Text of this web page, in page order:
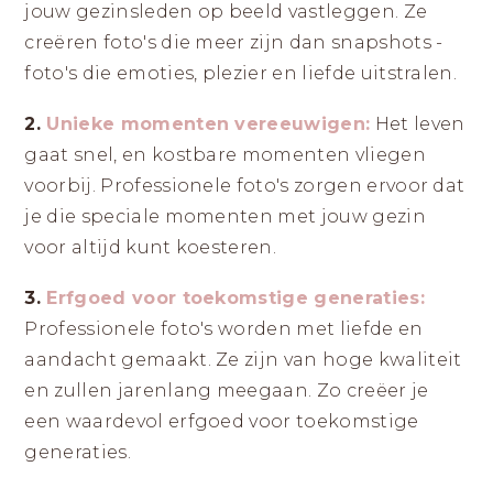
jouw gezinsleden op beeld vastleggen. Ze
creëren foto's die meer zijn dan snapshots -
foto's die emoties, plezier en liefde uitstralen.
2. Unieke momenten vereeuwigen: Het leven
gaat snel, en kostbare momenten vliegen
voorbij. Professionele foto's zorgen ervoor dat
je die speciale momenten met jouw gezin
voor altijd kunt koesteren.
3. Erfgoed voor toekomstige generaties:
Professionele foto's worden met liefde en
aandacht gemaakt. Ze zijn van hoge kwaliteit
en zullen jarenlang meegaan. Zo creëer je
een waardevol erfgoed voor toekomstige
generaties.